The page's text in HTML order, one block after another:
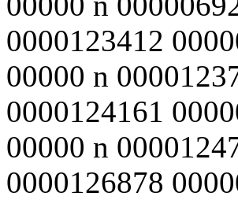
0000123412
00000 n
0000124161
00000 n
0000126878